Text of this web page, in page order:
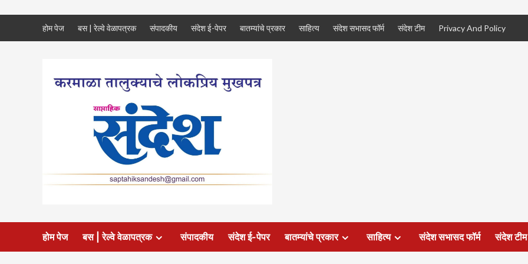
होम पेज बस | रेल्वे वेळापत्रक संपादकीय संदेश ई-पेपर बातम्यांचे प्रकार साहित्य संदेश सभासद फॉर्म संदेश टीम Privacy And Policy
होम पेज बस | रेल्वे वेळापत्रक संपादकीय संदेश ई-पेपर बातम्यांचे प्रकार साहित्य संदेश सभासद फॉर्म संदेश टीम